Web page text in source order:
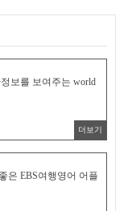
보를 보여주는 world
더보기
은 EBS여행영어 어플